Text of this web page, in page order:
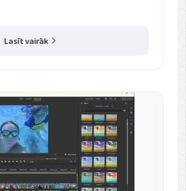
Lasīt vairāk